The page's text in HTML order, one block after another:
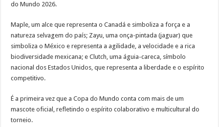
do Mundo 2026.
Maple, um alce que representa o Canadá e simboliza a força e a
natureza selvagem do país; Zayu, uma onça-pintada (jaguar) que
simboliza o México e representa a agilidade, a velocidade e a rica
biodiversidade mexicana; e Clutch, uma águia-careca, símbolo
nacional dos Estados Unidos, que representa a liberdade e o espírito
competitivo.
É a primeira vez que a Copa do Mundo conta com mais de um
mascote oficial, refletindo o espírito colaborativo e multicultural do
torneio.